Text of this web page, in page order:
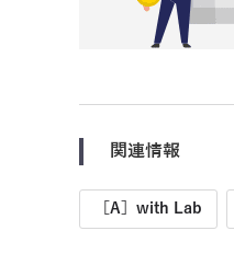
関連情報
［A］with Lab